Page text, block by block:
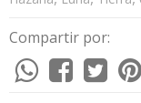
Compartir por: